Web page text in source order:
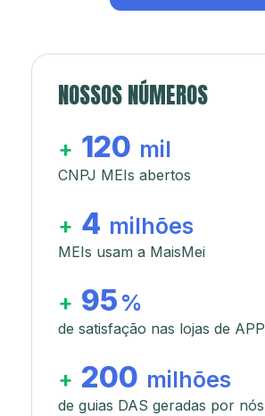
NOSSOS NÚMEROS
+ 120 mil
CNPJ MEIs abertos
+ 4 milhões
MEIs usam a MaisMei
+ 95 %
de satisfação nas lojas de APP
+ 200 milhões
de guias DAS geradas por nós